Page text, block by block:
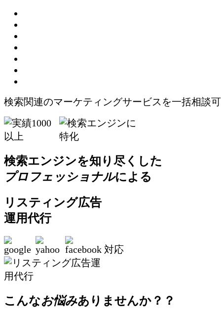
検索関連のマーケティングサービスを一括相談可
検索エンジンを知り尽くした
プロフェッショナルによる
リスティング広告
運用代行
対応
こんなお悩みありませんか？？